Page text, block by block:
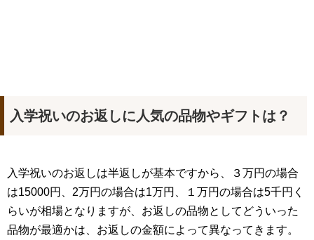
入学祝いのお返しに人気の品物やギフトは？
入学祝いのお返しは半返しが基本ですから、３万円の場合
は15000円、2万円の場合は1万円、１万円の場合は5千円く
らいが相場となりますが、お返しの品物としてどういった
品物が最適かは、お返しの金額によって異なってきます。